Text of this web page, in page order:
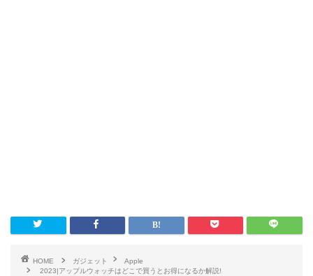
HOME ガジェット
Apple
2023|アップルウォッチはどこで買うとお得になるか解説!